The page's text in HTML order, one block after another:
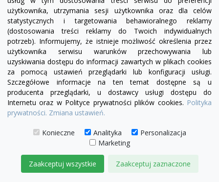
Sofa Chesterfield Madame Decoration 2 os.
3 375,00 zł
DODAJ DO KOSZYKA
użytkownika, utrzymania sesji użytkownika oraz dla celów
statystycznych i targetowania behawioralnego reklamy
(dostosowania treści reklamy do Twoich indywidualnych
potrzeb). Informujemy, że istnieje możliwość określenia przez
użytkownika serwisu warunków przechowywania lub
uzyskiwania dostępu do informacji zawartych w plikach cookies
za pomocą ustawień przeglądarki lub konfiguracji usługi.
Szczegółowe informacje na ten temat dostępne są u
producenta przeglądarki, u dostawcy usługi dostępu do
Internetu oraz w Polityce prywatności plików cookies. Polityka
prywatności. Zmiana ustawień.
Konieczne Analityka
Personalizacja
Marketing
Zaakceptuj wszystkie Zaakceptuj zaznaczone